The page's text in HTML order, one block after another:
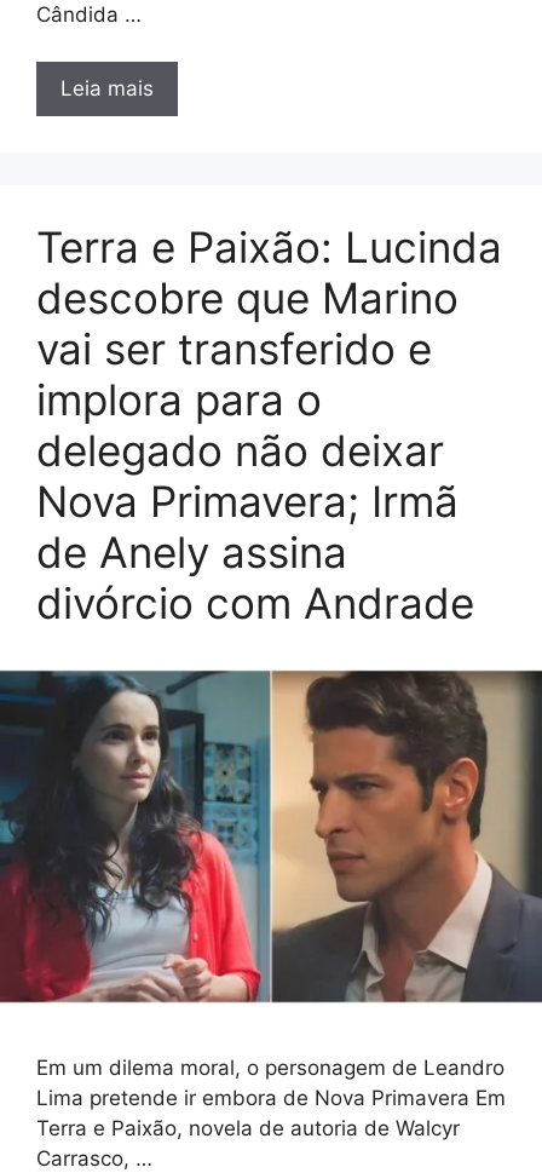
Cândida …
Leia mais
Terra e Paixão: Lucinda
descobre que Marino
vai ser transferido e
implora para o
delegado não deixar
Nova Primavera; Irmã
de Anely assina
divórcio com Andrade
Em um dilema moral, o personagem de Leandro
Lima pretende ir embora de Nova Primavera Em
Terra e Paixão, novela de autoria de Walcyr
Carrasco, …